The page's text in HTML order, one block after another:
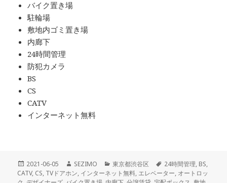
バイク置き場
駐輪場
敷地内ゴミ置き場
内廊下
24時間管理
防犯カメラ
BS
CS
CATV
インターネット無料
投
稿
2021-06-05
作
成
SEZIMO
カ
テ
東京都渋谷区
タ
グ
24時間管理, BS,
CATV, CS, TVドアホン, インターネット無料, エレベーター, オートロッ